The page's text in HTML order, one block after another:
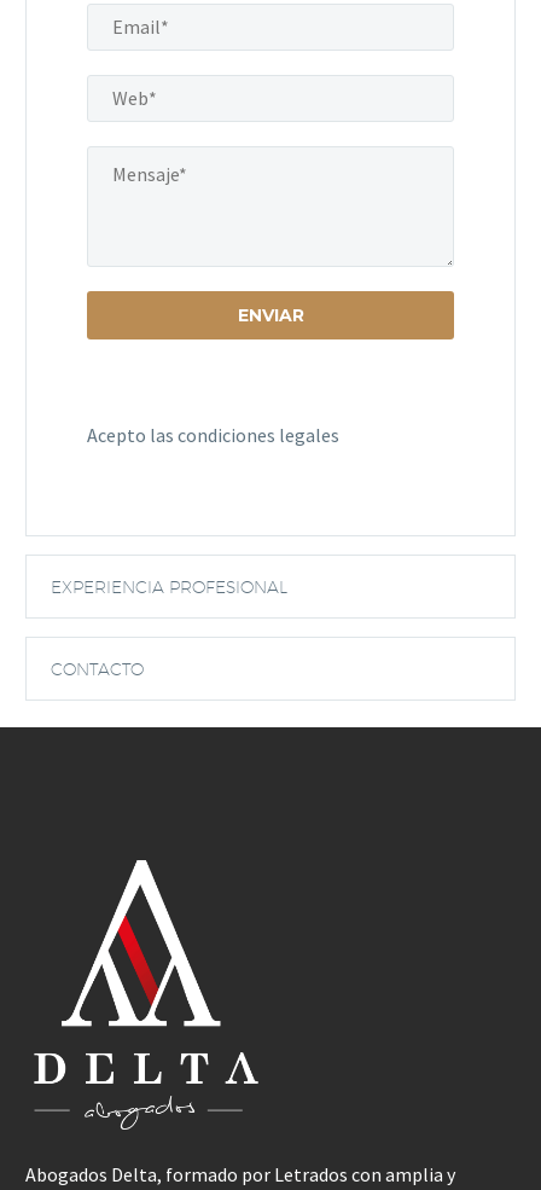
Acepto las condiciones legales
EXPERIENCIA PROFESIONAL
CONTACTO
Abogados Delta, formado por Letrados con amplia y